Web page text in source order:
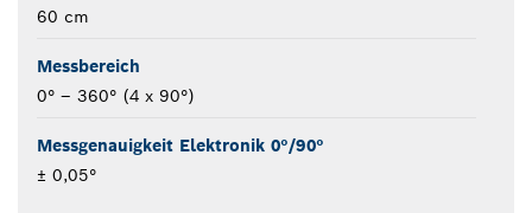
60 cm
Messbereich
0° – 360° (4 x 90°)
Messgenauigkeit Elektronik 0°/90°
± 0,05°